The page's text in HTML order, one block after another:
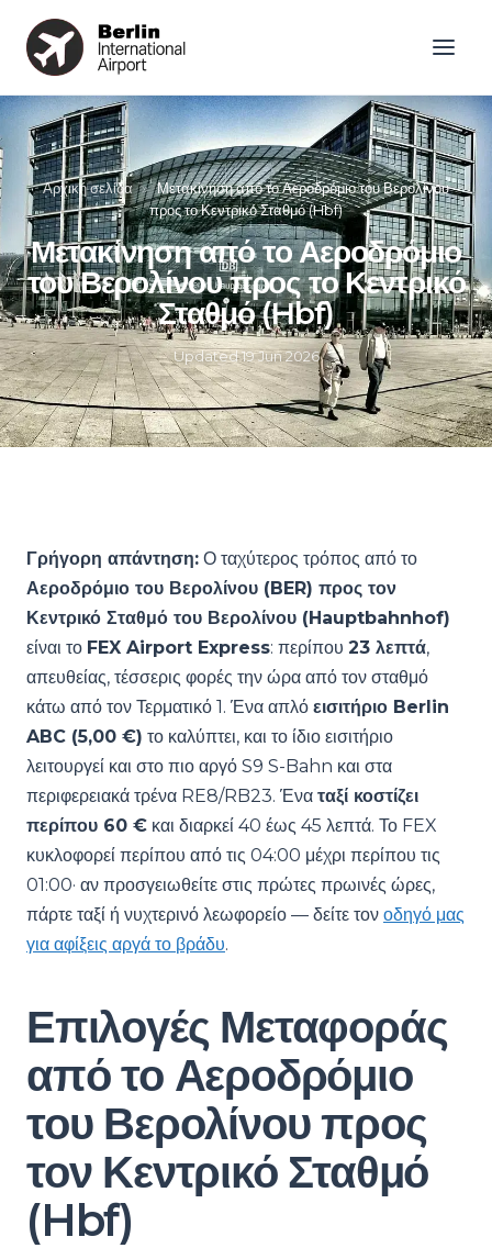
Αρχική σελίδα » Μετακίνηση από το Αεροδρόμιο του Βερολίνου
προς το Κεντρικό Σταθμό (Hbf)
Μετακίνηση από το Αεροδρόμιο
του Βερολίνου προς το Κεντρικό
Σταθμό (Hbf)
Updated19 Jun 2026
Γρήγορη απάντηση: Ο ταχύτερος τρόπος από το
Αεροδρόμιο του Βερολίνου (BER) προς τον
Κεντρικό Σταθμό του Βερολίνου (Hauptbahnhof)
είναι το FEX Airport Express: περίπου 23 λεπτά,
απευθείας, τέσσερις φορές την ώρα από τον σταθμό
κάτω από τον Τερματικό 1. Ένα απλό εισιτήριο Berlin
ABC (5,00 €) το καλύπτει, και το ίδιο εισιτήριο
λειτουργεί και στο πιο αργό S9 S-Bahn και στα
περιφερειακά τρένα RE8/RB23. Ένα ταξί κοστίζει
περίπου 60 € και διαρκεί 40 έως 45 λεπτά. Το FEX
κυκλοφορεί περίπου από τις 04:00 μέχρι περίπου τις
01:00· αν προσγειωθείτε στις πρώτες πρωινές ώρες,
πάρτε ταξί ή νυχτερινό λεωφορείο — δείτε τον οδηγό μας
για αφίξεις αργά το βράδυ.
Επιλογές Μεταφοράς
από το Αεροδρόμιο
του Βερολίνου προς
τον Κεντρικό Σταθμό
(Hbf)